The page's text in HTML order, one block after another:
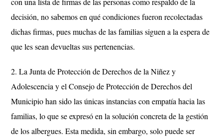
decisión, no sabemos en qué condiciones fueron recolectadas
dichas firmas, pues muchas de las familias siguen a la espera de
que les sean devueltas sus pertenencias.
2. La Junta de Protección de Derechos de la Niñez y
Adolescencia y el Consejo de Protección de Derechos del
Municipio han sido las únicas instancias con empatía hacia las
familias, lo que se expresó en la solución concreta de la gestión
de los albergues. Esta medida, sin embargo, solo puede ser